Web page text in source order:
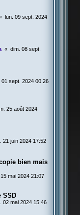
lun. 09 sept. 2024
« dim. 08 sept.
01 sept. 2024 00:26
25 août 2024
21 juin 2024 17:52
bien mais
mai 2024 21:07
SSD
02 mai 2024 15:46